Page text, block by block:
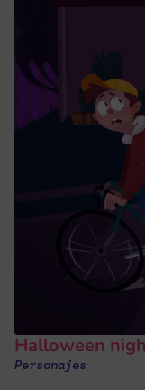
Halloween
Personajes